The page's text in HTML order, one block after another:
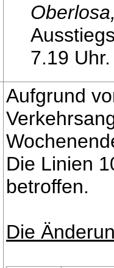
7.19 Uhr.
Aufgrund
Die Linien
betroffen.
Die